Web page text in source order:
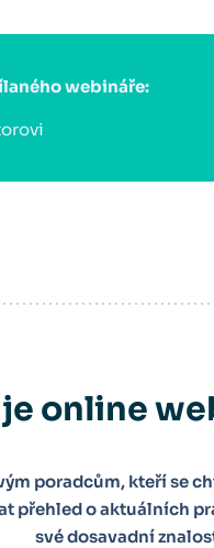
webináře:
online
poradcům, kteří se
přehled o aktuálních
své dosavadní